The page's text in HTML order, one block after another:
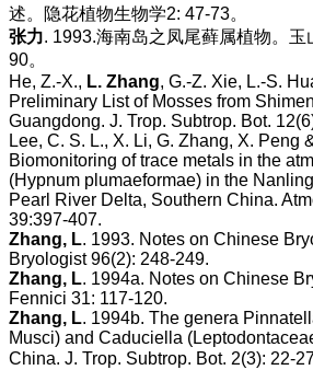
述。隐花植物生物学2: 47-73。
张力. 1993.海南岛之凤尾藓属植物。玉
90。
He, Z.-X., L. Zhang, G.-Z. Xie, L.-S.
Preliminary List of Mosses from
Guangdong. J. Trop. Subtrop. Bot.
Lee, C. S. L., X. Li, G. Zhang, X. Peng
Biomonitoring of trace metals in the
(Hypnum plumaeformae) in the
Pearl River Delta, Southern China.
39:397-407.
Zhang, L. 1993. Notes on Chinese
Bryologist 96(2): 248-249.
Zhang, L. 1994a. Notes on Chinese
Fennici 31: 117-120.
Zhang, L. 1994b. The genera
Musci) and Caduciella
China. J. Trop. Subtrop. Bot. 2(3): 22-27